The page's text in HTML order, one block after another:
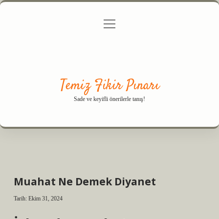
Gizlilik Politikası
menüyü
Temiz Fikir Pınarı
Sade ve keyifli önerilerle tanış!
Muahat Ne Demek Diyanet
Tarih: Ekim 31, 2024